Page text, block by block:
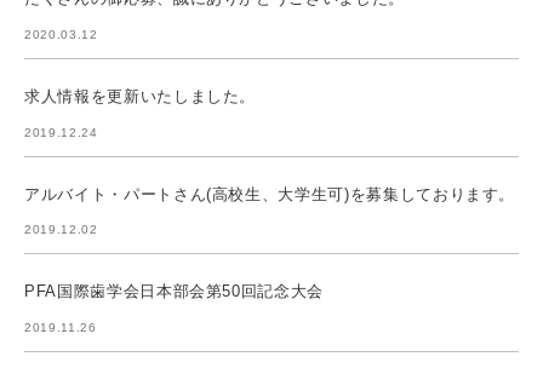
2020.03.12
求人情報を更新いたしました。
2019.12.24
アルバイト・パートさん(高校生、大学生可)を募集しております。
2019.12.02
PFA国際歯学会日本部会第50回記念大会
2019.11.26